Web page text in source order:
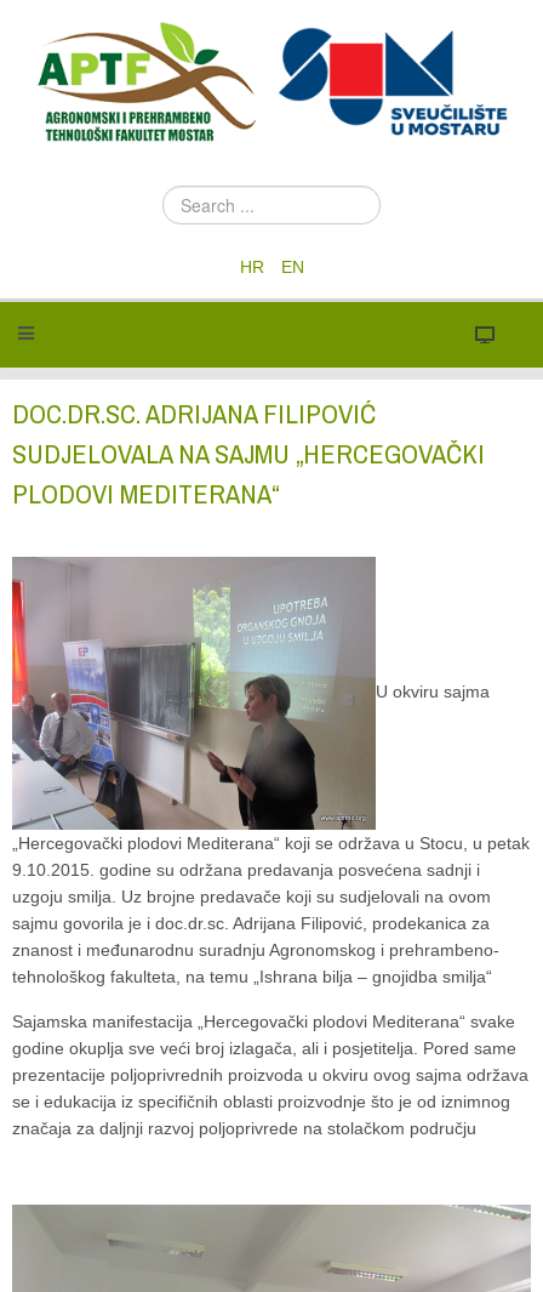
S
e
c
.
HR EN
DOC.DR.SC. ADRIJANA FILIPOVIĆ
SUDJELOVALA NA SAJMU „HERCEGOVAČKI
PLODOVI MEDITERANA“
U okviru sajma
„Hercegovački plodovi Mediterana“ koji se održava u Stocu, u petak
9.10.2015. godine su održana predavanja posvećena sadnji i
uzgoju smilja. Uz brojne predavače koji su sudjelovali na ovom
sajmu govorila je i doc.dr.sc. Adrijana Filipović, prodekanica za
znanost i međunarodnu suradnju Agronomskog i prehrambeno-
tehnološkog fakulteta, na temu „Ishrana bilja – gnojidba smilja“
Sajamska manifestacija „Hercegovački plodovi Mediterana“ svake
godine okuplja sve veći broj izlagača, ali i posjetitelja. Pored same
prezentacije poljoprivrednih proizvoda u okviru ovog sajma održava
se i edukacija iz specifičnih oblasti proizvodnje što je od iznimnog
značaja za daljnji razvoj poljoprivrede na stolačkom području